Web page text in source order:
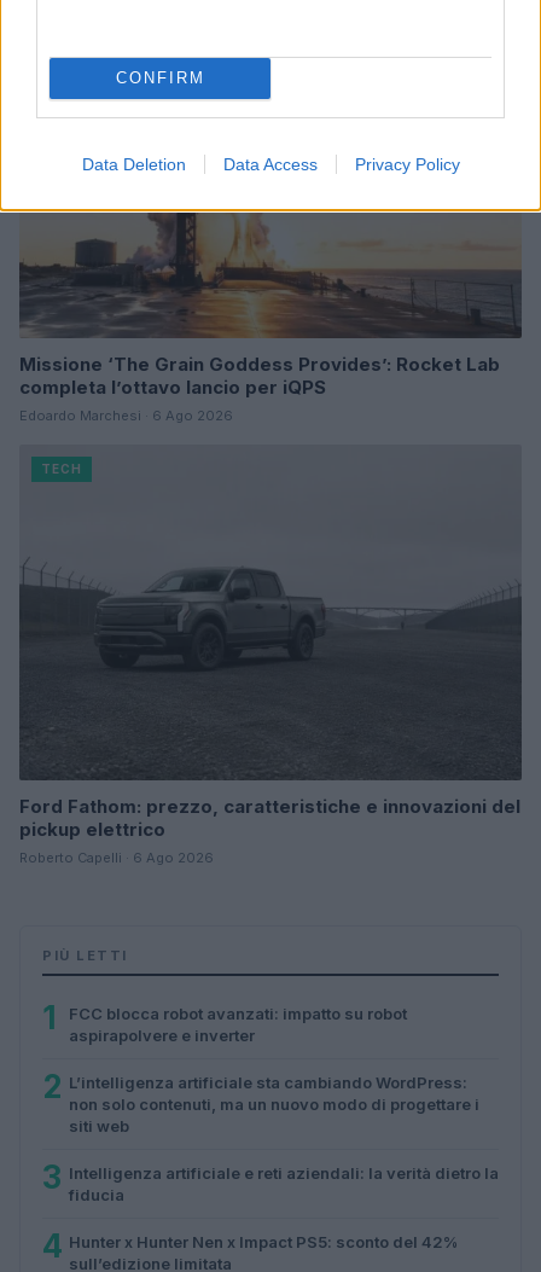
CONFIRM
Data Deletion Data Access Privacy Policy
Missione ‘The Grain Goddess Provides’: Rocket Lab
completa l’ottavo lancio per iQPS
Edoardo Marchesi · 6 Ago 2026
TECH
Ford Fathom: prezzo, caratteristiche e innovazioni del
pickup elettrico
Roberto Capelli · 6 Ago 2026
PIÙ LETTI
1
FCC blocca robot avanzati: impatto su robot
aspirapolvere e inverter
2 L’intelligenza artificiale sta cambiando WordPress:
non solo contenuti, ma un nuovo modo di progettare i
siti web
3 Intelligenza artificiale e reti aziendali: la verità dietro la
fiducia
4 Hunter x Hunter Nen x Impact PS5: sconto del 42%
sull’edizione limitata